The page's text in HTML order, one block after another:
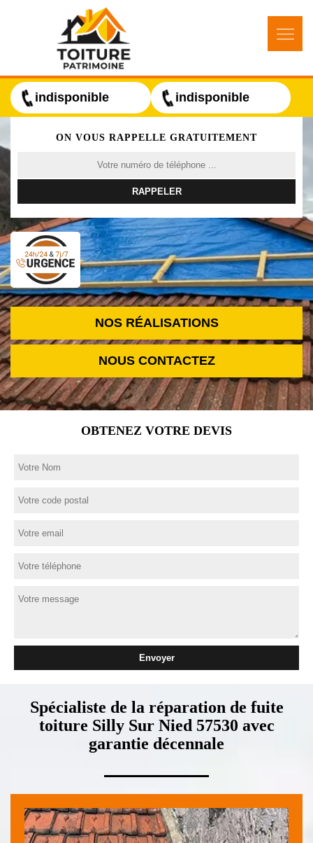
indisponible indisponible
ON VOUS RAPPELLE GRATUITEMENT
NOS RÉALISATIONS
NOUS CONTACTEZ
OBTENEZ VOTRE DEVIS
Spécialiste de la réparation de fuite
toiture Silly Sur Nied 57530 avec
garantie décennale